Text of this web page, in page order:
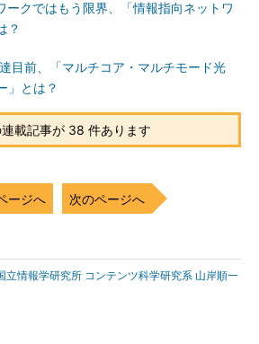
ークではもう限界、「情報指向ネットワ
？
目前、「マルチコア・マルチモード光
」とは？
載記事が 38 件あります
ージへ 次のページへ
立情報学研究所 コンテンツ科学研究系 山岸順一